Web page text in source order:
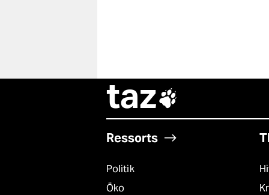
taz
Ressorts
Politik
Öko